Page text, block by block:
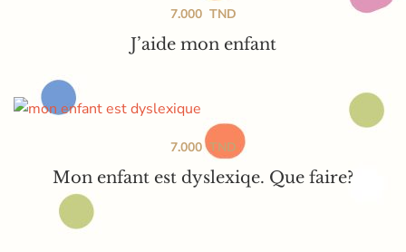
J’aide mon enfant
7.000 TND
Mon enfant est dyslexiqe. Que faire?
7.000TND